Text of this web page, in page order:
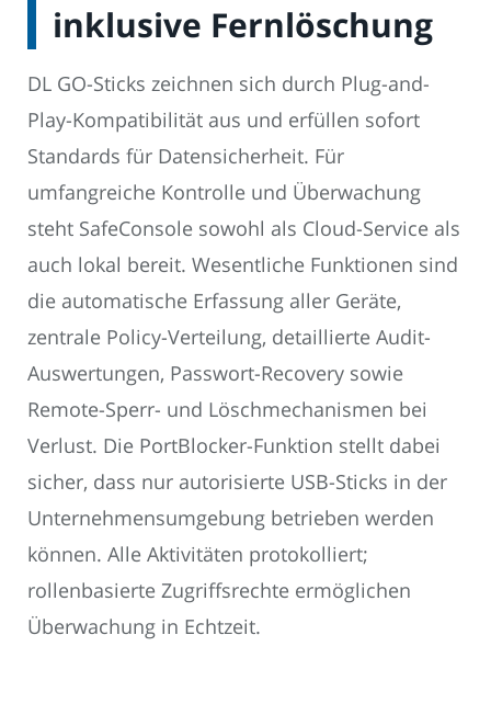
inklusive Fernlöschung
DL GO-Sticks zeichnen sich durch Plug-and-
Play-Kompatibilität aus und erfüllen sofort
Standards für Datensicherheit. Für
umfangreiche Kontrolle und Überwachung
steht SafeConsole sowohl als Cloud-Service als
auch lokal bereit. Wesentliche Funktionen sind
die automatische Erfassung aller Geräte,
zentrale Policy-Verteilung, detaillierte Audit-
Auswertungen, Passwort-Recovery sowie
Remote-Sperr- und Löschmechanismen bei
Verlust. Die PortBlocker-Funktion stellt dabei
sicher, dass nur autorisierte USB-Sticks in der
Unternehmensumgebung betrieben werden
können. Alle Aktivitäten protokolliert;
rollenbasierte Zugriffsrechte ermöglichen
Überwachung in Echtzeit.